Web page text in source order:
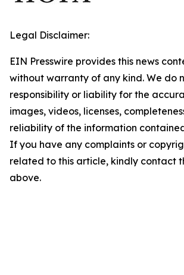
Legal Disclaimer:
EIN Presswire provides this news
without warranty of any kind. We do
responsibility or liability for the
images, videos, licenses,
reliability of the information
If you have any complaints or
related to this article, kindly contact
above.